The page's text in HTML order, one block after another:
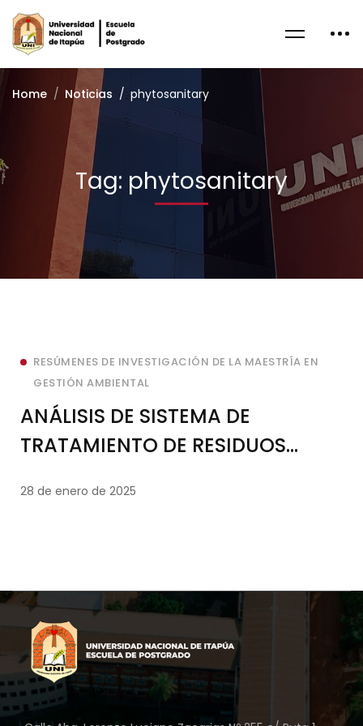
Home Noticias phytosanitary
Tag: phytosanitary
RESÚMENES DE INVESTIGACIÓN DE LA MAESTRÍA EN
GESTIÓN AMBIENTAL
ANÁLISIS DE SISTEMA DE
TRATAMIENTO DE RESIDUOS
ELABORACIÓN DE PRODUCTOS
28 de enero de 2025